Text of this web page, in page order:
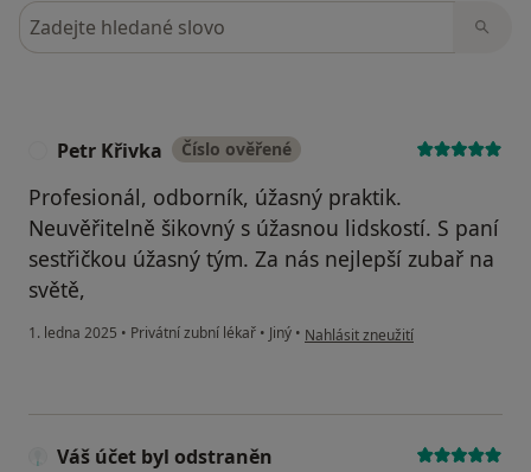
Hledejte v názorech
Petr Křivka Číslo ověřené
Profesionál, odborník, úžasný praktik.
Neuvěřitelně šikovný s úžasnou lidskostí. S paní
sestřičkou úžasný tým. Za nás nejlepší zubař na
světě,
1. ledna 2025 • Privátní zubní lékař • Jiný • podle názoru uživatele Petr Křivka
Nahlásit zneužití
Váš účet byl odstraněn